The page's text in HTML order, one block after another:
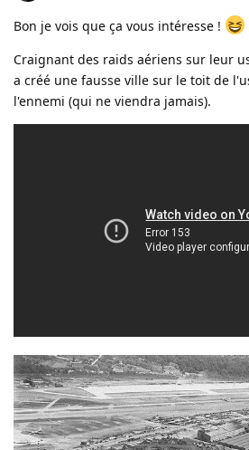
Bon je vois que ça vous intéresse !
Craignant des raids aériens sur leur
a créé une fausse ville sur le toit de
l'ennemi (qui ne viendra jamais).